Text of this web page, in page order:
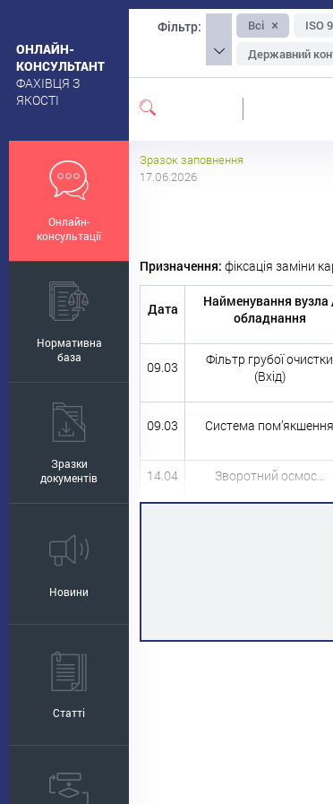
ОНЛАЙН-
КОНСУЛЬТАНТ
ФАХІВЦЯ З
ЯКОСТІ
Онлайн-
консультації
Нормативна
база
Зразки
документів
Новини
Статті
Фільтр: Всі ISO
Державний
Упаковка та
Зразок заповнення
17.06.2026
Призначення: фіксація заміни
Дата
Найменування вузла
обладнання
09.03
Фільтр грубої очистки
(Вхід)
09.03 Система пом’якшення
14.04 Зворотний осмос…